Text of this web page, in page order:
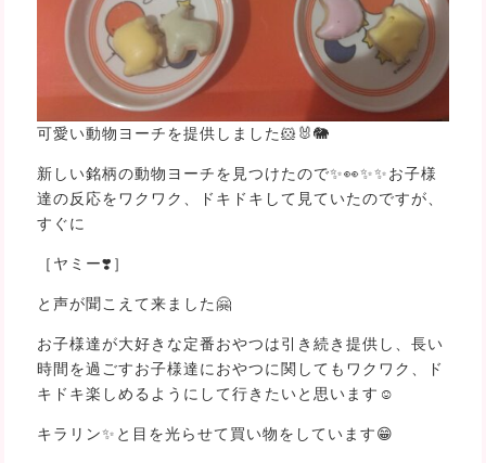
可愛い動物ヨーチを提供しました🐹🐰🐘
新しい銘柄の動物ヨーチを見つけたので✨👀✨✨お子様
達の反応をワクワク、ドキドキして見ていたのですが、
すぐに
［ヤミー❣️］
と声が聞こえて来ました🤗
お子様達が大好きな定番おやつは引き続き提供し、長い
時間を過ごすお子様達におやつに関してもワクワク、ド
キドキ楽しめるようにして行きたいと思います☺
キラリン✨と目を光らせて買い物をしています😁